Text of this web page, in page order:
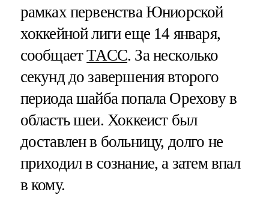
рамках первенства Юниорской
хоккейной лиги еще 14 января,
сообщаетТАСС. За несколько
секунд до завершения второго
периода шайба попала Орехову в
область шеи. Хоккеист был
доставлен в больницу, долго не
приходил в сознание, а затем впал
в кому.